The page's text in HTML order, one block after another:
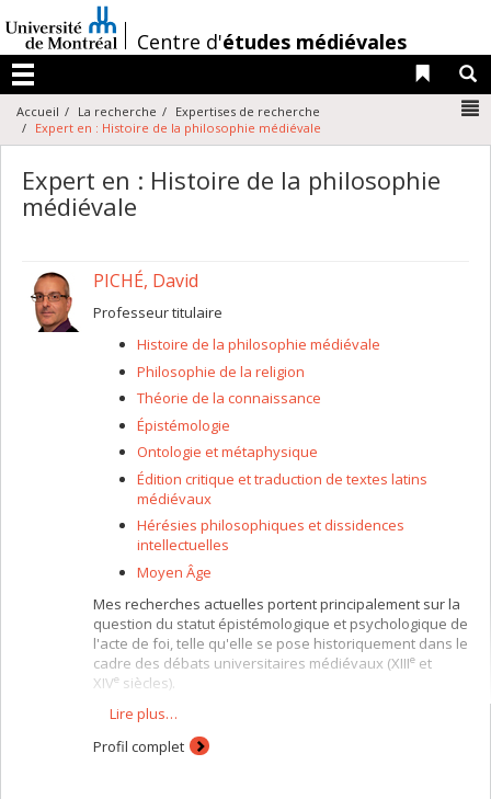
au
contenu
/
Centre d'études médiévales
Menu
Liens
Accueil La recherche
Expertises de recherche
Expert en : Histoire de la philosophie médiévale
Expert en : Histoire de la philosophie
médiévale
PICHÉ, David
Professeur titulaire
Histoire de la philosophie médiévale
Philosophie de la religion
Théorie de la connaissance
Épistémologie
Ontologie et métaphysique
Édition critique et traduction de textes latins
médiévaux
Hérésies philosophiques et dissidences
intellectuelles
Moyen Âge
Mes recherches actuelles portent principalement sur la
question du statut épistémologique et psychologique de
l'acte de foi, telle qu'elle se pose historiquement dans le
cadre des débats universitaires médiévaux (XIIIe et
XIVe siècles).
Je m'intéresse également aux problèmes d'ontologie et
de métaphysique, notamment au thème des
universaux, ainsi qu'aux discussions médiévales
Lire plus…
Profil complet